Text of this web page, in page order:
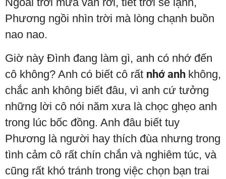
Phương ngồi nhìn trời mà lòng chạnh buồn
nao nao.
Giờ này Đình đang làm gì, anh có nhớ đến
cô không? Anh có biết cô rất nhớ anh không,
chắc anh không biết đâu, vì anh cứ tưởng
những lời cô nói năm xưa là chọc ghẹo anh
trong lúc bốc đồng. Anh đâu biết tuy
Phương là người hay thích đùa nhưng trong
tình cảm cô rất chín chắn và nghiêm túc, và
cũng rất khó tránh trong việc chọn bạn trai